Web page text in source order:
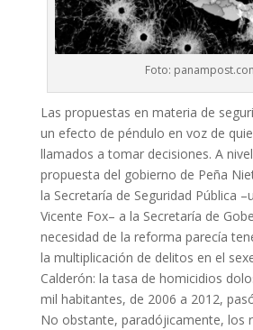
Foto:
Las propuestas en materia de
un efecto de péndulo en voz de
llamados a tomar decisiones. A
propuesta del gobierno de Peña
la Secretaría de Seguridad Pública
Vicente Fox– a la Secretaría de
necesidad de la reforma parecía
la multiplicación de delitos en el
Calderón: la tasa de homicidios
mil habitantes, de 2006 a 2012,
No obstante, paradójicamente, los